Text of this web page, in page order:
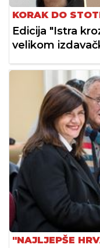
KORAK DO
Edicija "Istra
velikom
"NAJLJEPŠE